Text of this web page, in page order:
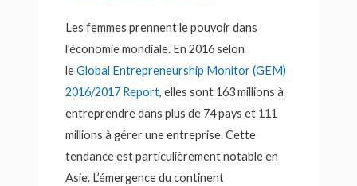
Les femmes prennent le pouvoir dans
l’économie mondiale. En 2016 selon
leGlobal Entrepreneurship Monitor (GEM)
2016/2017 Report, elles sont 163 millions à
entreprendre dans plus de 74 pays et 111
millions à gérer une entreprise. Cette
tendance est particulièrement notable en
Asie. L’émergence du continent